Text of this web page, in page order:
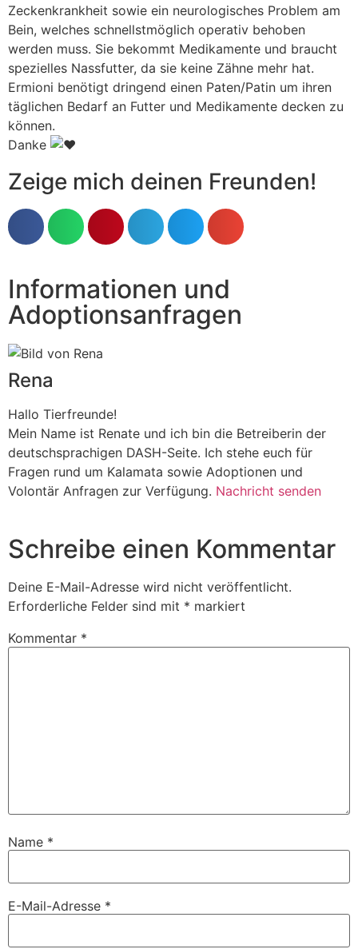
Zeckenkrankheit sowie ein neurologisches Problem am
Bein, welches schnellstmöglich operativ behoben
werden muss. Sie bekommt Medikamente und braucht
spezielles Nassfutter, da sie keine Zähne mehr hat.
Ermioni benötigt dringend einen Paten/Patin um ihren
täglichen Bedarf an Futter und Medikamente decken zu
können.
Danke
Zeige mich deinen Freunden!
Informationen und
Adoptionsanfragen
Rena
Hallo Tierfreunde!
Mein Name ist Renate und ich bin die Betreiberin der
deutschsprachigen DASH-Seite. Ich stehe euch für
Fragen rund um Kalamata sowie Adoptionen und
Volontär Anfragen zur Verfügung. Nachricht senden
Schreibe einen Kommentar
Deine E-Mail-Adresse wird nicht veröffentlicht.
Erforderliche Felder sind mit * markiert
Kommentar *
Name *
E-Mail-Adresse *